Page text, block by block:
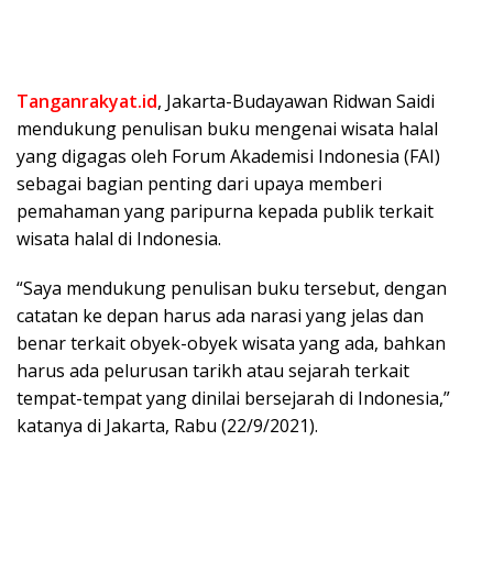
Tanganrakyat.id, Jakarta-Budayawan Ridwan Saidi
mendukung penulisan buku mengenai wisata halal
yang digagas oleh Forum Akademisi Indonesia (FAI)
sebagai bagian penting dari upaya memberi
pemahaman yang paripurna kepada publik terkait
wisata halal di Indonesia.
“Saya mendukung penulisan buku tersebut, dengan
catatan ke depan harus ada narasi yang jelas dan
benar terkait obyek-obyek wisata yang ada, bahkan
harus ada pelurusan tarikh atau sejarah terkait
tempat-tempat yang dinilai bersejarah di Indonesia,”
katanya di Jakarta, Rabu (22/9/2021).